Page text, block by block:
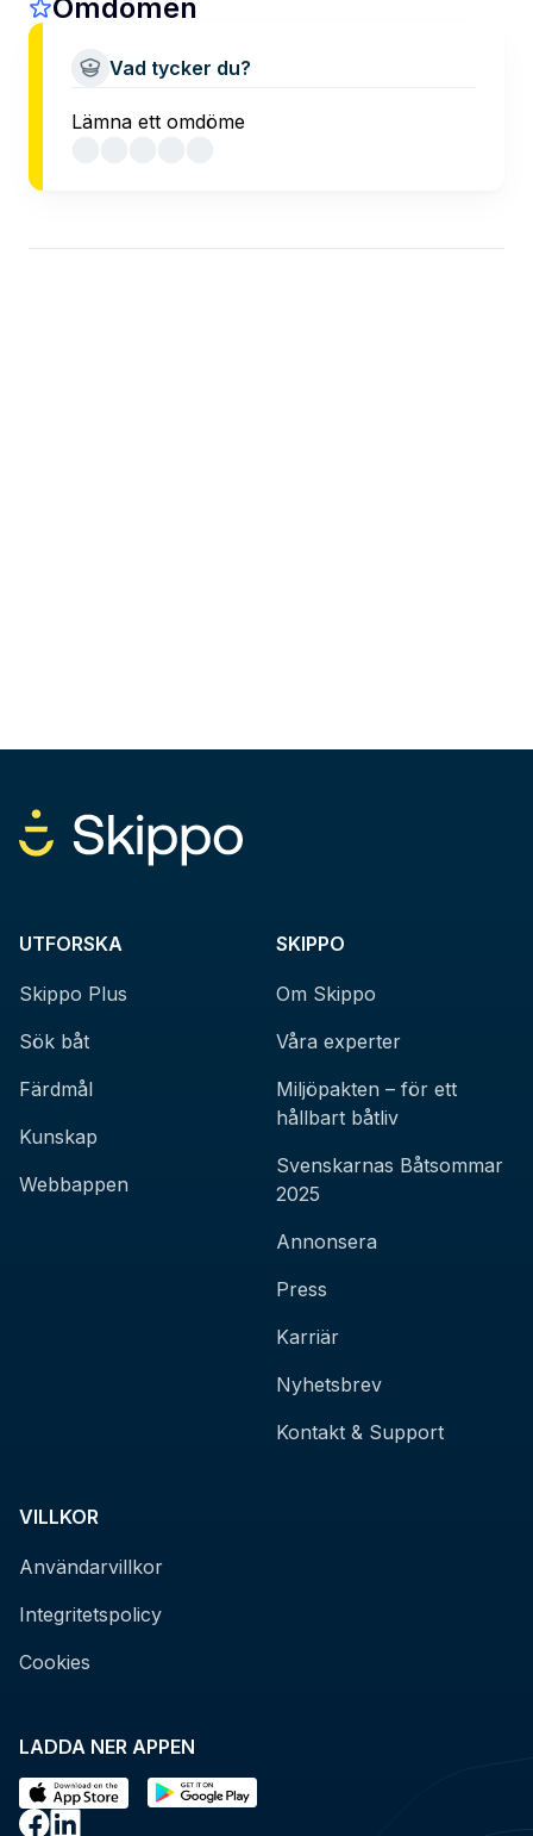
Omdömen
Vad tycker du?
Lämna ett omdöme
LADDA NER APPEN
UTFORSKA
Skippo Plus
Sök båt
Färdmål
Kunskap
Webbappen
SKIPPO
Om Skippo
Våra experter
Miljöpakten – för ett
hållbart båtliv
Svenskarnas Båtsommar
2025
Annonsera
Press
Karriär
Nyhetsbrev
Kontakt & Support
VILLKOR
Användarvillkor
Integritetspolicy
Cookies